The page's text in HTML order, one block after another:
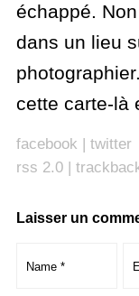
échappé.
dans un lieu
cette carte-là
facebook | twitter
rss 2.0|
Laisser un